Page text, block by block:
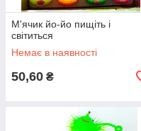
М'ячик йо-йо пищіть і
світиться
Немає в наявності
50,60 ₴